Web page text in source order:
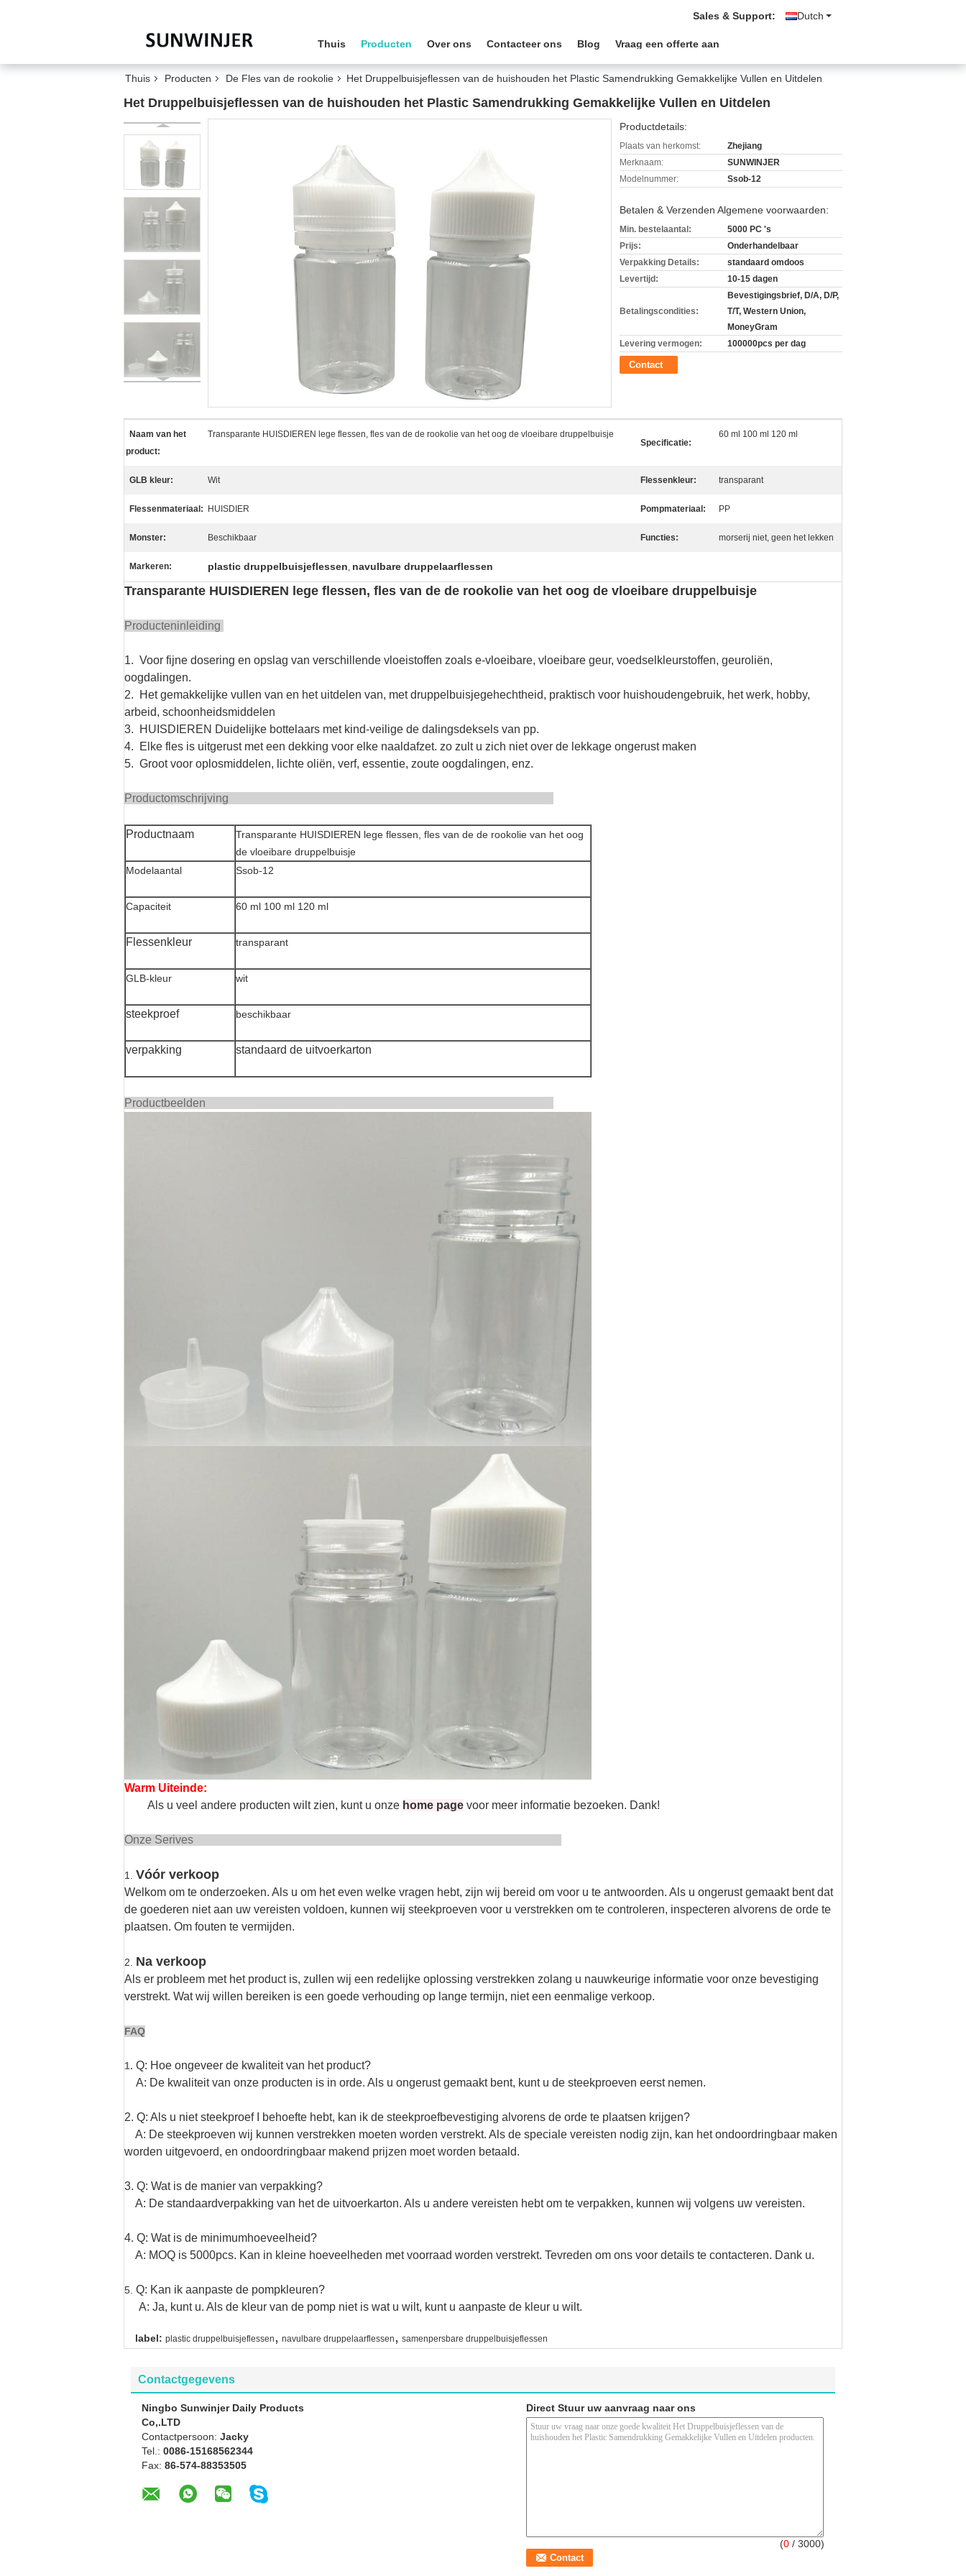
Dutch
Sales & Support:
Thuis Producten Over ons Contacteer ons Blog Vraag een offerte aan
Thuis Producten De Fles van de rookolie Het Druppelbuisjeflessen van de huishouden het Plastic Samendrukking Gemakkelijke Vullen en Uitdelen
Het Druppelbuisjeflessen van de huishouden het Plastic Samendrukking Gemakkelijke Vullen en Uitdelen
Productdetails:
Plaats van herkomst:
Zhejiang
Merknaam:
SUNWINJER
Modelnummer:
Ssob-12
Betalen & Verzenden Algemene voorwaarden:
Min. bestelaantal:
5000 PC 's
Prijs:
Onderhandelbaar
Verpakking Details:
standaard omdoos
Levertijd:
10-15 dagen
Betalingscondities:
Bevestigingsbrief, D/A, D/P,
T/T, Western Union,
MoneyGram
Levering vermogen:
100000pcs per dag
Contact
Naam van het
product:
Transparante HUISDIEREN lege flessen, fles van de de rookolie van het oog de vloeibare druppelbuisje
Specificatie:
60 ml 100 ml 120 ml
GLB kleur: Wit Flessenkleur: transparant
Flessenmateriaal: HUISDIER Pompmateriaal: PP
Monster: Beschikbaar Functies: morserij niet, geen het lekken
Markeren: plastic druppelbuisjeflessen, navulbare druppelaarflessen
Transparante HUISDIEREN lege flessen, fles van de de rookolie van het oog de vloeibare druppelbuisje
Producteninleiding
1. Voor fijne dosering en opslag van verschillende vloeistoffen zoals e-vloeibare, vloeibare geur, voedselkleurstoffen, geuroliën,
oogdalingen.
2. Het gemakkelijke vullen van en het uitdelen van, met druppelbuisjegehechtheid, praktisch voor huishoudengebruik, het werk, hobby,
arbeid, schoonheidsmiddelen
3. HUISDIEREN Duidelijke bottelaars met kind-veilige de dalingsdeksels van pp.
4. Elke fles is uitgerust met een dekking voor elke naaldafzet. zo zult u zich niet over de lekkage ongerust maken
5. Groot voor oplosmiddelen, lichte oliën, verf, essentie, zoute oogdalingen, enz.
Productomschrijving
Productnaam
Transparante HUISDIEREN lege flessen, fles van de de rookolie van het oog
de vloeibare druppelbuisje
Modelaantal
Ssob-12
Capaciteit 60 ml 100 ml 120 ml
Flessenkleur transparant
GLB-kleur wit
steekproef beschikbaar
verpakking standaard de uitvoerkarton
Productbeelden
Warm Uiteinde:
Als u veel andere producten wilt zien, kunt u onze home page voor meer informatie bezoeken. Dank!
Onze Serives
1. Vóór verkoop
Welkom om te onderzoeken. Als u om het even welke vragen hebt, zijn wij bereid om voor u te antwoorden. Als u ongerust gemaakt bent dat
de goederen niet aan uw vereisten voldoen, kunnen wij steekproeven voor u verstrekken om te controleren, inspecteren alvorens de orde te
plaatsen. Om fouten te vermijden.
2. Na verkoop
Als er probleem met het product is, zullen wij een redelijke oplossing verstrekken zolang u nauwkeurige informatie voor onze bevestiging
verstrekt. Wat wij willen bereiken is een goede verhouding op lange termijn, niet een eenmalige verkoop.
FAQ
1. Q: Hoe ongeveer de kwaliteit van het product?
A: De kwaliteit van onze producten is in orde. Als u ongerust gemaakt bent, kunt u de steekproeven eerst nemen.
2. Q: Als u niet steekproef I behoefte hebt, kan ik de steekproefbevestiging alvorens de orde te plaatsen krijgen?
A: De steekproeven wij kunnen verstrekken moeten worden verstrekt. Als de speciale vereisten nodig zijn, kan het ondoordringbaar maken
worden uitgevoerd, en ondoordringbaar makend prijzen moet worden betaald.
3. Q: Wat is de manier van verpakking?
A: De standaardverpakking van het de uitvoerkarton. Als u andere vereisten hebt om te verpakken, kunnen wij volgens uw vereisten.
4. Q: Wat is de minimumhoeveelheid?
A: MOQ is 5000pcs. Kan in kleine hoeveelheden met voorraad worden verstrekt. Tevreden om ons voor details te contacteren. Dank u.
5. Q: Kan ik aanpaste de pompkleuren?
A: Ja, kunt u. Als de kleur van de pomp niet is wat u wilt, kunt u aanpaste de kleur u wilt.
label: plastic druppelbuisjeflessen , navulbare druppelaarflessen , samenpersbare druppelbuisjeflessen
Contactgegevens
Ningbo Sunwinjer Daily Products
Co,.LTD
Contactpersoon: Jacky
Tel.: 0086-15168562344
Fax: 86-574-88353505
Direct Stuur uw aanvraag naar ons
(0 / 3000)